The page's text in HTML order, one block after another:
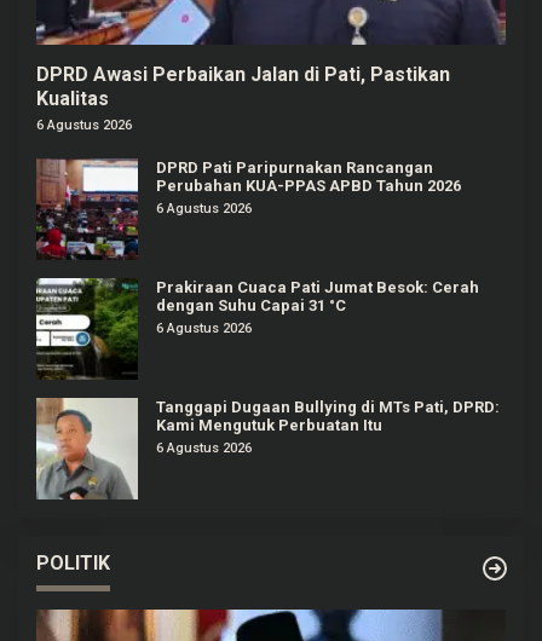
DPRD Awasi Perbaikan Jalan di Pati, Pastikan
Kualitas
6 Agustus 2026
DPRD Pati Paripurnakan Rancangan
Perubahan KUA-PPAS APBD Tahun 2026
6 Agustus 2026
Prakiraan Cuaca Pati Jumat Besok: Cerah
dengan Suhu Capai 31 °C
6 Agustus 2026
Tanggapi Dugaan Bullying di MTs Pati, DPRD:
Kami Mengutuk Perbuatan Itu
6 Agustus 2026
POLITIK